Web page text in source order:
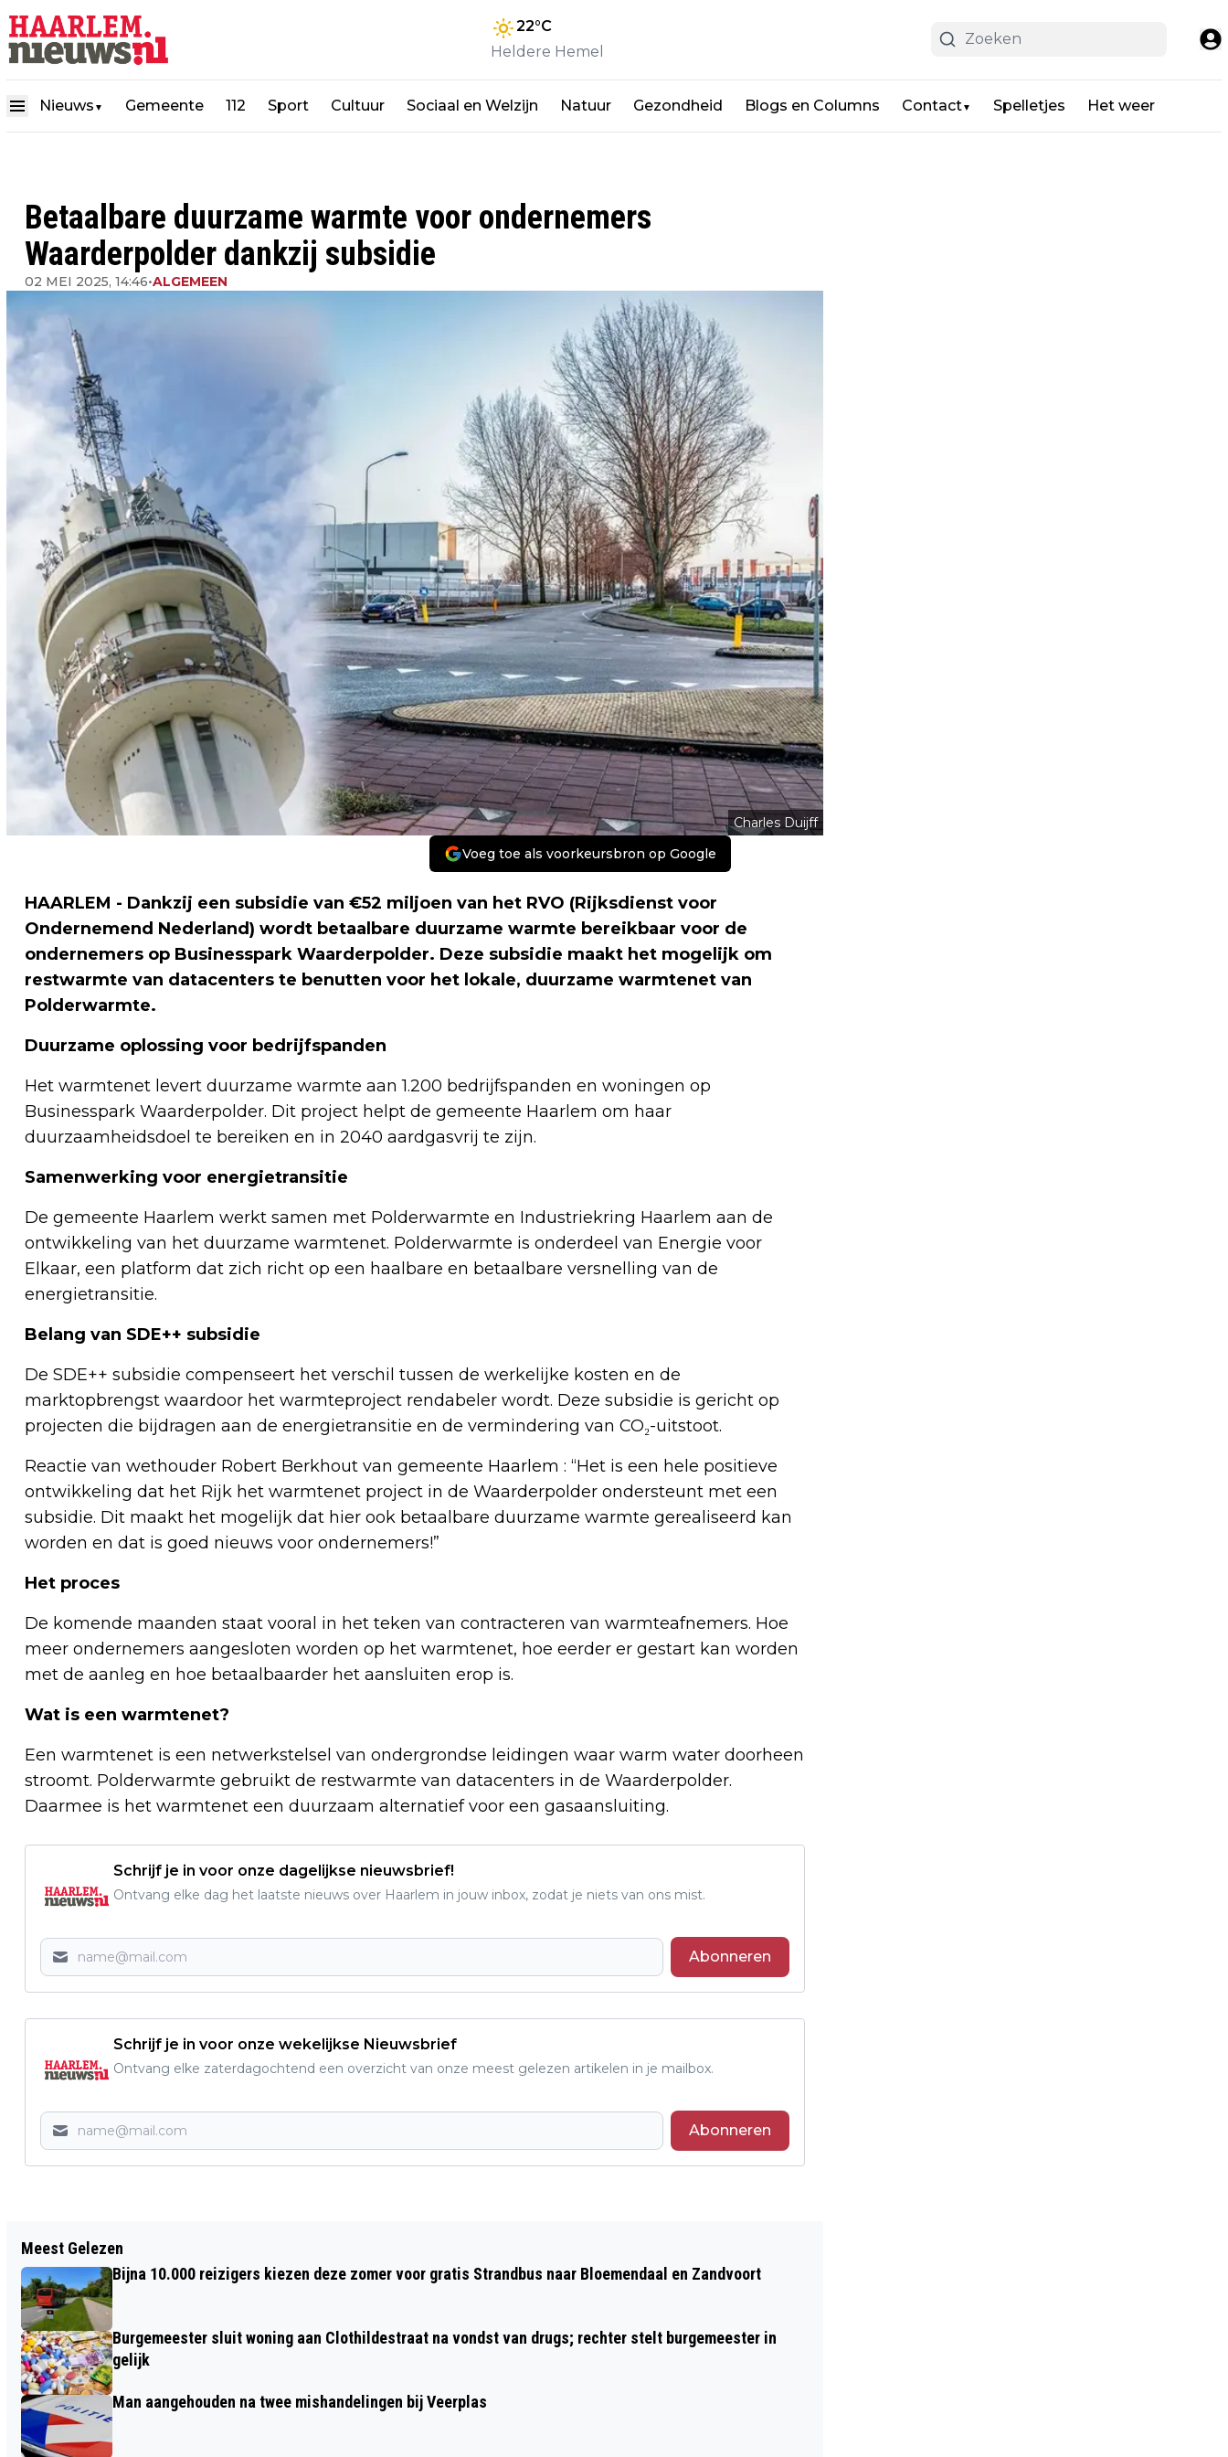
22°C
Heldere Hemel
Nieuws ▼ Gemeente 112 Sport Cultuur Sociaal en Welzijn Natuur Gezondheid Blogs en Columns Contact▼ Spelletjes Het weer
Betaalbare duurzame warmte voor ondernemers
Waarderpolder dankzij subsidie
02 MEI 2025, 14:46•ALGEMEEN
Charles Duijff
Voeg toe als voorkeursbron op Google
HAARLEM - Dankzij een subsidie van €52 miljoen van het RVO (Rijksdienst voor
Ondernemend Nederland) wordt betaalbare duurzame warmte bereikbaar voor de
ondernemers op Businesspark Waarderpolder. Deze subsidie maakt het mogelijk om
restwarmte van datacenters te benutten voor het lokale, duurzame warmtenet van
Polderwarmte.
Duurzame oplossing voor bedrijfspanden
Het warmtenet levert duurzame warmte aan 1.200 bedrijfspanden en woningen op
Businesspark Waarderpolder. Dit project helpt de gemeente Haarlem om haar
duurzaamheidsdoel te bereiken en in 2040 aardgasvrij te zijn.
Samenwerking voor energietransitie
De gemeente Haarlem werkt samen met Polderwarmte en Industriekring Haarlem aan de
ontwikkeling van het duurzame warmtenet. Polderwarmte is onderdeel van Energie voor
Elkaar, een platform dat zich richt op een haalbare en betaalbare versnelling van de
energietransitie.
Belang van SDE++ subsidie
De SDE++ subsidie compenseert het verschil tussen de werkelijke kosten en de
marktopbrengst waardoor het warmteproject rendabeler wordt. Deze subsidie is gericht op
projecten die bijdragen aan de energietransitie en de vermindering van CO₂-uitstoot.
Reactie van wethouder Robert Berkhout van gemeente Haarlem : “Het is een hele positieve
ontwikkeling dat het Rijk het warmtenet project in de Waarderpolder ondersteunt met een
subsidie. Dit maakt het mogelijk dat hier ook betaalbare duurzame warmte gerealiseerd kan
worden en dat is goed nieuws voor ondernemers!”
Het proces
De komende maanden staat vooral in het teken van contracteren van warmteafnemers. Hoe
meer ondernemers aangesloten worden op het warmtenet, hoe eerder er gestart kan worden
met de aanleg en hoe betaalbaarder het aansluiten erop is.
Wat is een warmtenet?
Een warmtenet is een netwerkstelsel van ondergrondse leidingen waar warm water doorheen
stroomt. Polderwarmte gebruikt de restwarmte van datacenters in de Waarderpolder.
Daarmee is het warmtenet een duurzaam alternatief voor een gasaansluiting.
Schrijf je in voor onze dagelijkse nieuwsbrief!
Ontvang elke dag het laatste nieuws over Haarlem in jouw inbox, zodat je niets van ons mist.
Abonneren
Schrijf je in voor onze wekelijkse Nieuwsbrief
Ontvang elke zaterdagochtend een overzicht van onze meest gelezen artikelen in je mailbox.
Abonneren
NELSON MANDELAPARK ZES MAAL
OMGETOVERD IN GRATIS OPENLUCHT
BIOSCOOP
VITALITEITSDAG – IK STA STERK!
Meest Gelezen
Bijna 10.000 reizigers kiezen deze zomer voor gratis Strandbus naar Bloemendaal en Zandvoort
Burgemeester sluit woning aan Clothildestraat na vondst van drugs; rechter stelt burgemeester in
gelijk
Man aangehouden na twee mishandelingen bij Veerplas